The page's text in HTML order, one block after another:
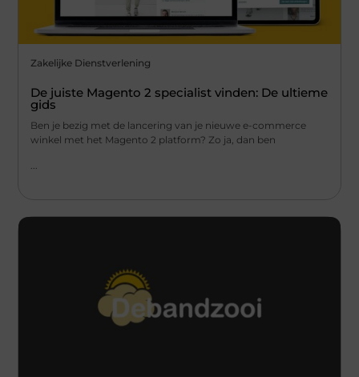
Zakelijke Dienstverlening
De juiste Magento 2 specialist vinden: De ultieme
gids
Ben je bezig met de lancering van je nieuwe e-commerce
winkel met het Magento 2 platform? Zo ja, dan ben
...